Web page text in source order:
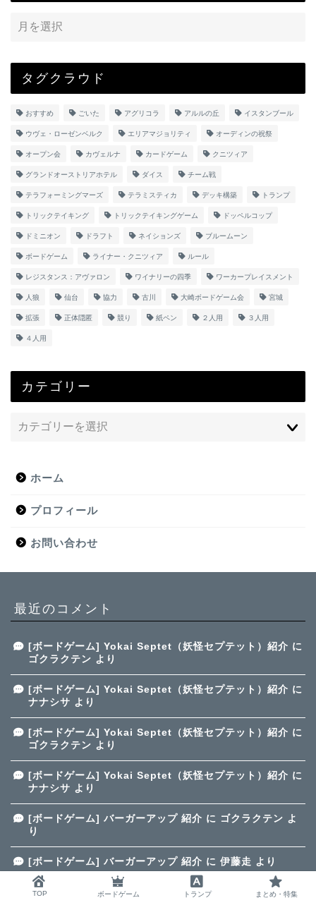
タグクラウド
おすすめ ごいた アグリコラ アルルの丘 イスタンブール
ウヴェ・ローゼンベルク エリアマジョリティ オーディンの祝祭
オープン会 カヴェルナ カードゲーム クニツィア
グランドオーストリアホテル ダイス チーム戦
テラフォーミングマーズ テラミスティカ デッキ構築 トランプ
トリックテイキング トリックテイキングゲーム ドッペルコップ
ドミニオン ドラフト ネイションズ ブルームーン
ボードゲーム ライナー・クニツィア ルール
レジスタンス：アヴァロン ワイナリーの四季 ワーカープレイスメント
人狼 仙台 協力 古川 大崎ボードゲーム会 宮城
拡張 正体隠匿 競り 紙ペン ２人用 ３人用
４人用
カテゴリー
ホーム
プロフィール
お問い合わせ
最近のコメント
[ボードゲーム] Yokai Septet（妖怪セプテット）紹介 に
ゴクラクテン より
[ボードゲーム] Yokai Septet（妖怪セプテット）紹介 に
ナナシサ より
[ボードゲーム] Yokai Septet（妖怪セプテット）紹介 に
ゴクラクテン より
[ボードゲーム] Yokai Septet（妖怪セプテット）紹介 に
ナナシサ より
[ボードゲーム] バーガーアップ 紹介 に ゴクラクテン よ
り
[ボードゲーム] バーガーアップ 紹介 に 伊藤走 より
TOP ボードゲーム トランプ まとめ・特集